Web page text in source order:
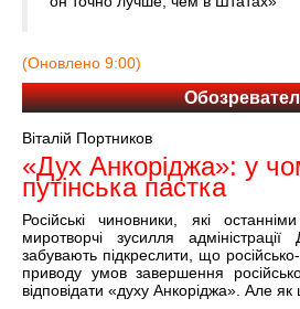
(Оновлено 9:00)
Віталій Портников
«Дух Анкоріджа»: у
путінська пастка
Російські чиновники, які
миротворчі зусилля
забувають підкреслити, що
приводу умов завершення
відповідати «духу Анкоріджа». Але як